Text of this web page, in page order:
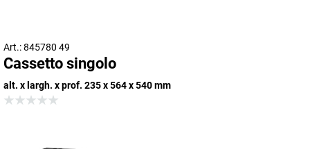
Art.: 845780 49
Cassetto singolo
alt. x largh. x prof. 235 x 564 x 540 mm